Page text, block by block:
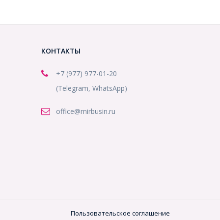
КОНТАКТЫ
+7 (977) 977-01-20
(Telegram, WhatsApp)
office@mirbusin.ru
Пользовательское соглашение